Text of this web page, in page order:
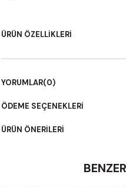
ÜRÜN ÖZELLIKLERI
YORUMLAR(0)
ÖDEME SEÇENEKLERI
ÜRÜN ÖNERILERI